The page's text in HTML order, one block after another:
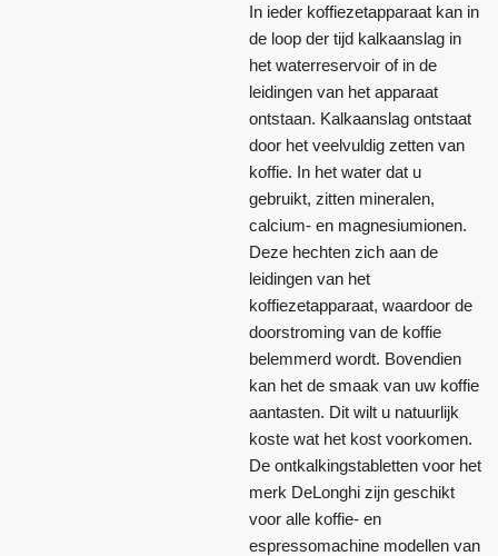
In ieder koffiezetapparaat kan in
de loop der tijd kalkaanslag in
het waterreservoir of in de
leidingen van het apparaat
ontstaan. Kalkaanslag ontstaat
door het veelvuldig zetten van
koffie. In het water dat u
gebruikt, zitten mineralen,
calcium- en magnesiumionen.
Deze hechten zich aan de
leidingen van het
koffiezetapparaat, waardoor de
doorstroming van de koffie
belemmerd wordt. Bovendien
kan het de smaak van uw koffie
aantasten. Dit wilt u natuurlijk
koste wat het kost voorkomen.
De ontkalkingstabletten voor het
merk DeLonghi zijn geschikt
voor alle koffie- en
espressomachine modellen van